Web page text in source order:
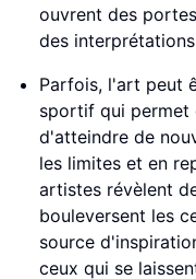
ouvrent des
des
Parfois, l'art peut
sportif qui permet
d'atteindre de
les limites et en
artistes révèlent
bouleversent les
source
ceux qui se